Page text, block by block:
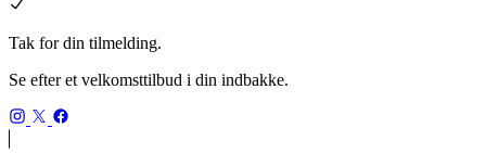
Tak for din tilmelding.
Se efter et velkomsttilbud i din indbakke.